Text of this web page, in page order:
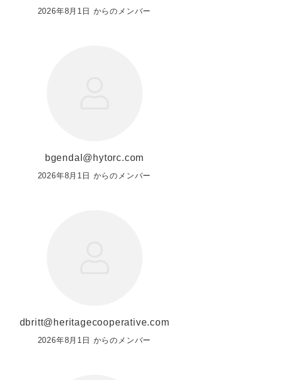
2026年8月1日 からのメンバー
bgendal@hytorc.com
2026年8月1日 からのメンバー
dbritt@heritagecooperative.com
2026年8月1日 からのメンバー